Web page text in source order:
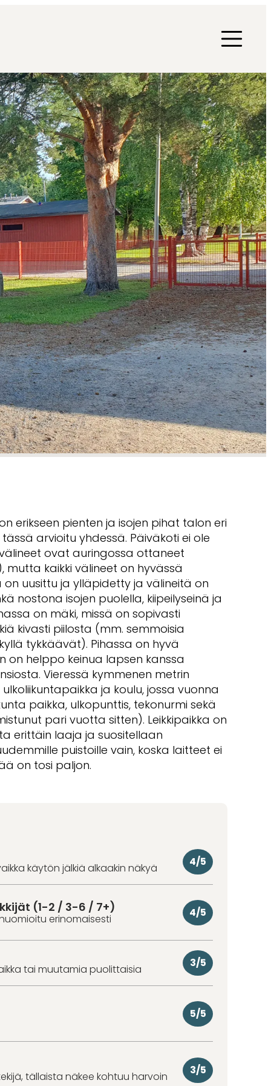
erikseen pienten ja isojen pihat talon eri
arvioitu yhdessä. Päiväkoti ei ole
ovat auringossa ottaneet
mutta kaikki välineet on hyvässä
on uusittu ja ylläpidetty ja välineitä on
nostona isojen puolella, kiipeilyseinä ja
on mäki, missä on sopivasti
kivasti piilosta (mm. semmoisia
tykkäävät). Pihassa on hyvä
on helppo keinua lapsen kanssa
Vieressä kymmenen metrin
ja koulu, jossa vuonna
paikka, ulkopunttis, tekonurmi sekä
pari vuotta sitten). Leikkipaikka on
erittäin laaja ja suositellaan
puistoille vain, koska laitteet ei
on tosi paljon.
käytön jälkiä alkaakin näkyä 4/5
(1-2 / 3-6 / 7+)
erinomaisesti 4/5
tai muutamia puolittaisia 3/5
5/5
tällaista näkee kohtuu harvoin 3/5